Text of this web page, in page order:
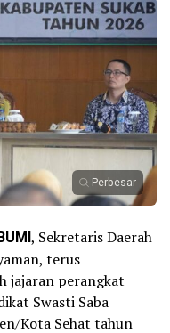
Perbesar
, Sekretaris Daerah
terus
jajaran perangkat
Swasti Saba
Kota Sehat tahun